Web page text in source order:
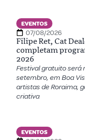
EVENTOS
07/08/2026
Filipe Ret, Cat
completam
2026
Festival gratuito será
setembro, em Boa
artistas de Roraima,
criativa
EVENTOS